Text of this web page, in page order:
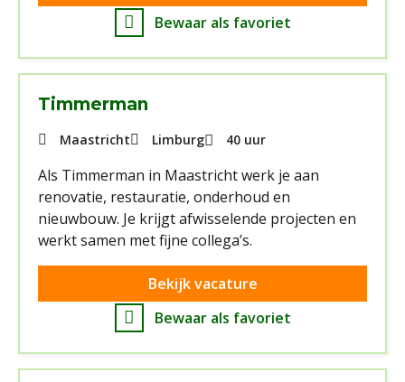
Bewaar als favoriet
Timmerman
Maastricht Limburg 40 uur
Als Timmerman in Maastricht werk je aan
renovatie, restauratie, onderhoud en
nieuwbouw. Je krijgt afwisselende projecten en
werkt samen met fijne collega’s.
Bekijk vacature
Bewaar als favoriet